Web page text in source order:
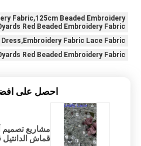
Fabric,125cm Beaded Embroidery
Red Beaded Embroidery Fabric
Dress,Embroidery Fabric Lace Fabric
Red Beaded Embroidery Fabric
احصل على
مشاريع تصميم
قماش